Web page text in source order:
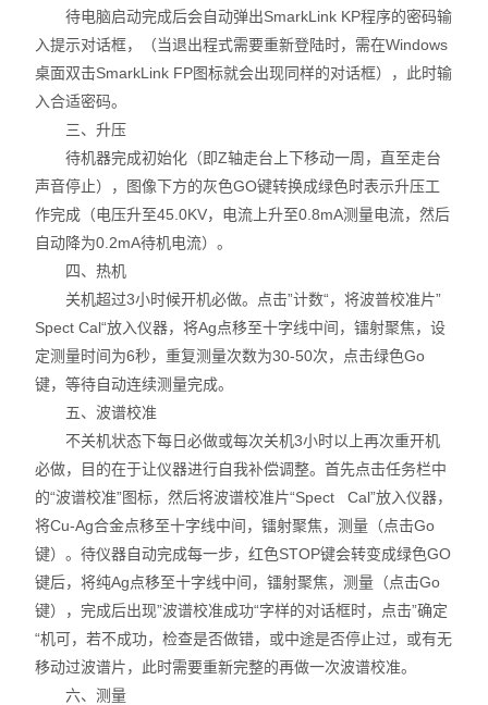
光谱仪
气质联用仪
RoHS2.0检测仪
待电脑启动完成后会自动弹出SmarkLink KP程序的密码输
入提示对话框，（当退出程式需要重新登陆时，需在Windows
桌面双击SmarkLink FP图标就会出现同样的对话框），此时输
入合适密码。
三、升压
待机器完成初始化（即Z轴走台上下移动一周，直至走台
声音停止），图像下方的灰色GO键转换成绿色时表示升压工
作完成（电压升至45.0KV，电流上升至0.8mA测量电流，然后
自动降为0.2mA待机电流）。
四、热机
关机超过3小时候开机必做。点击”计数“，将波普校准片”
Spect Cal“放入仪器，将Ag点移至十字线中间，镭射聚焦，设
定测量时间为6秒，重复测量次数为30-50次，点击绿色Go
键，等待自动连续测量完成。
五、波谱校准
不关机状态下每日必做或每次关机3小时以上再次重开机
必做，目的在于让仪器进行自我补偿调整。首先点击任务栏中
的“波谱校准”图标，然后将波谱校准片“Spect Cal”放入仪器，
将Cu-Ag合金点移至十字线中间，镭射聚焦，测量（点击Go
键）。待仪器自动完成每一步，红色STOP键会转变成绿色GO
键后，将纯Ag点移至十字线中间，镭射聚焦，测量（点击Go
键），完成后出现”波谱校准成功“字样的对话框时，点击”确定
“机可，若不成功，检查是否做错，或中途是否停止过，或有无
移动过波谱片，此时需要重新完整的再做一次波谱校准。
六、测量